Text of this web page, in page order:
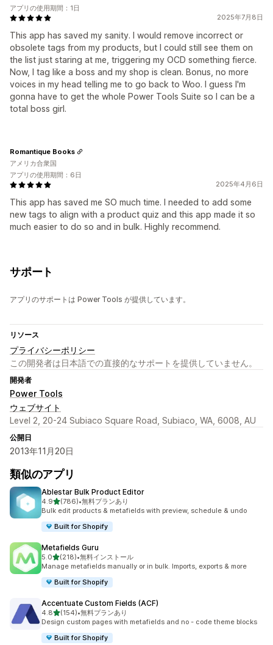
2025年7月8日
This app has saved my sanity. I would remove incorrect or
obsolete tags from my products, but I could still see them on
the list just staring at me, triggering my OCD something fierce.
Now, I tag like a boss and my shop is clean. Bonus, no more
voices in my head telling me to go back to Woo. I guess I'm
gonna have to get the whole Power Tools Suite so I can be a
total boss girl.
アプリの使用期間：1日
2025年4月6日
This app has saved me SO much time. I needed to add some
new tags to align with a product quiz and this app made it so
much easier to do so and in bulk. Highly recommend.
Romantique Books
アメリカ合衆国
アプリの使用期間：6日
サポート
アプリのサポートは Power Tools が提供しています。
リソース
プライバシーポリシー
この開発者は日本語での直接的なサポートを提供していません。
開発者
Power Tools
ウェブサイト
Level 2, 20-24 Subiaco Square Road, Subiaco, WA, 6008, AU
公開日
2013年11月20日
類似のアプリ
Ablestar Bulk Product Editor
4.95つ星中
(786)
合計レビュー数：786件
•無料プランあり
Bulk edit products & metafields with preview, schedule & undo
Built for Shopify
Metafields Guru
5.05つ星中
(218)
合計レビュー数：218件
•無料インストール
Manage metafields manually or in bulk. Imports, exports & more
Built for Shopify
Accentuate Custom Fields (ACF)
4.85つ星中
(154)
合計レビュー数：154件
•無料プランあり
Design custom pages with metafields and no - code theme blocks
Built for Shopify